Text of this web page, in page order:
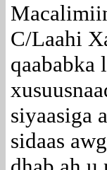
C/Laahi
qaababka
siyaasiga
sidaas